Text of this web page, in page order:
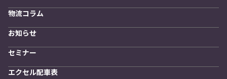
発着管理オプション
訪問計画
物流拠点最適化
開発者向けサービス
導入をご検討の方へ
物流コラム
お知らせ
セミナー
エクセル配車表